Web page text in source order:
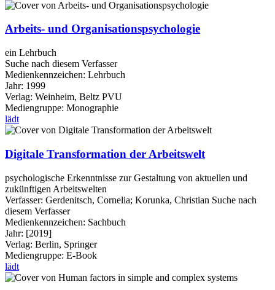
Arbeits- und Organisationspsychologie
ein Lehrbuch
Suche nach diesem Verfasser
Medienkennzeichen: Lehrbuch
Jahr: 1999
Verlag: Weinheim, Beltz PVU
Mediengruppe: Monographie
lädt
Digitale Transformation der Arbeitswelt
psychologische Erkenntnisse zur Gestaltung von aktuellen und
zukünftigen Arbeitswelten
Verfasser: Gerdenitsch, Cornelia; Korunka, Christian Suche nach
diesem Verfasser
Medienkennzeichen: Sachbuch
Jahr: [2019]
Verlag: Berlin, Springer
Mediengruppe: E-Book
lädt